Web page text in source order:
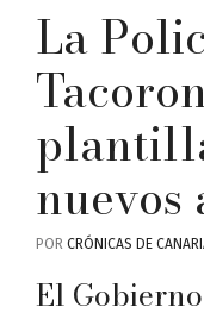
La
nuevos
POR CRÓNICAS DE
El